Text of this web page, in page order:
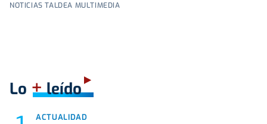
NOTICIAS TALDEA MULTIMEDIA
Lo +leído
ACTUALIDAD